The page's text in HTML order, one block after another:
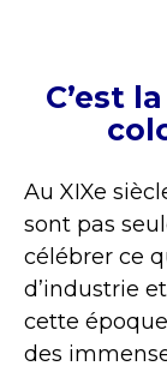
C’est
Au XIXe
sont pas
célébrer ce
d’industrie
cette
des